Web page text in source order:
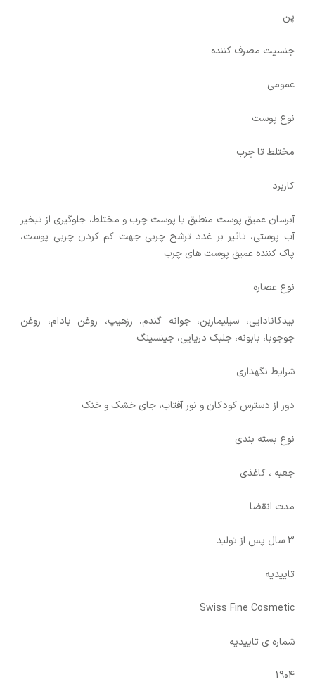
پن
جنسیت مصرف کننده
عمومی
نوع پوست
مختلط تا چرب
کاربرد
آبرسان عمیق پوست منطبق با پوست چرب و مختلط، جلوگیری از تبخیر
آب پوستی، تاثیر بر غدد ترشح چربی جهت کم کردن چربی پوست،
پاک کننده عمیق پوست های چرب
نوع عصاره
بیدكانادایی، سیلیماربن، جوانه گندم، رزهیپ، روغن بادام، روغن
جوجوبا، بابونه، جلبك دریایی، جینسینگ
شرایط نگهداری
دور از دسترس کودکان و نور آفتاب، جای خشک و خنک
نوع بسته بندی
جعبه ، کاغذی
مدت انقضا
3 سال پس از تولید
تاییدیه
Swiss Fine Cosmetic
شماره ی تاییدیه
1904